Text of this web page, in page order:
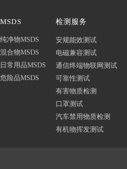
MSDS
纯净物MSDS
混合物MSDS
日常用品MSDS
危险品MSDS
检测服务
安规能效测试
电磁兼容测试
通信终端物联网测试
可靠性测试
有害物质检测
口罩测试
汽车禁用物质检测
有机物挥发测试